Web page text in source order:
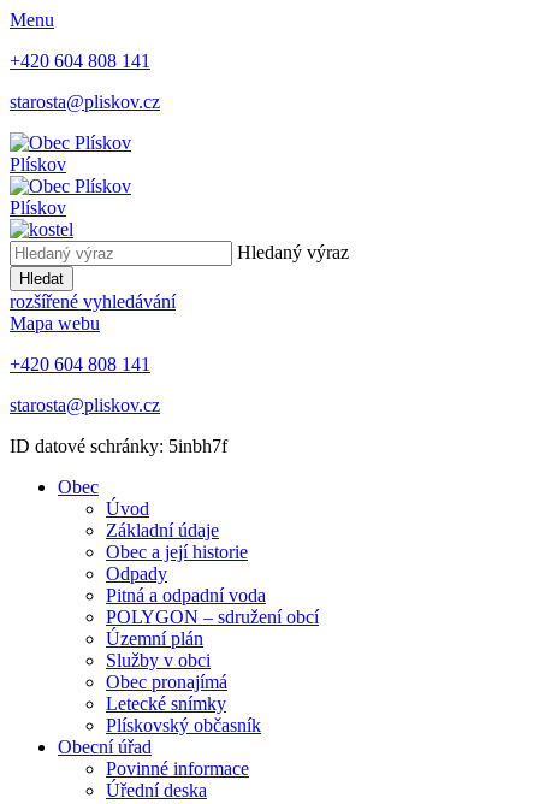
Menu
+420 604 808 141
starosta@pliskov.cz
Plískov
Plískov
Hledaný výraz
Hledat
rozšířené vyhledávání
Mapa webu
+420 604 808 141
starosta@pliskov.cz
ID datové schránky: 5inbh7f
Obec
Úvod
Základní údaje
Obec a její historie
Odpady
Pitná a odpadní voda
POLYGON – sdružení obcí
Územní plán
Služby v obci
Obec pronajímá
Letecké snímky
Plískovský občasník
Obecní úřad
Povinné informace
Úřední deska